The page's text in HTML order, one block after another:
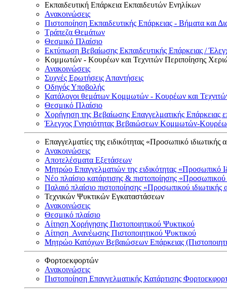
Εκπαιδευτική Επάρκεια Εκπαιδευτών Ενηλίκων
Ανακοινώσεις
Πιστοποίηση Εκπαιδευτικής Επάρκειας - Βήματα και
Τράπεζα Θεμάτων
Θεσμικό Πλαίσιο
Εκτύπωση Βεβαίωσης Εκπαιδευτικής Επάρκειας /
Κομμωτών - Κουρέων και Τεχνιτών Περιποίησης
Ανακοινώσεις
Συχνές Ερωτήσεις Απαντήσεις
Οδηγός Υποβολής
Κατάλογοι θεμάτων Κομμωτών - Κουρέων και
Θεσμικό Πλαίσιο
Χορήγηση της Βεβαίωσης Επαγγελματικής
Έλεγχος Γνησιότητας Βεβαιώσεων Κομμωτών-
Επαγγελματίες της ειδικότητας «Προσωπικό ιδιωτικής
Ανακοινώσεις
Αποτελέσματα Εξετάσεων
Μητρώο Επαγγελματιών της ειδικότητας «Προσωπικό
Νέο πλαίσιο κατάρτισης & πιστοποίησης «Προσωπικού
Παλαιό πλαίσιο πιστοποίησης «Προσωπικού
Τεχνικών Ψυκτικών Εγκαταστάσεων
Ανακοινώσεις
Θεσμικό πλαίσιο
Αίτηση Χορήγησης Πιστοποιητικού Ψυκτικού
Αίτηση Ανανέωσης Πιστοποιητικού Ψυκτικού
Μητρώο Κατόχων Βεβαιώσεων Επάρκειας
Φορτοεκφορτών
Ανακοινώσεις
Πιστοποίηση Επαγγελματικής Κατάρτισης